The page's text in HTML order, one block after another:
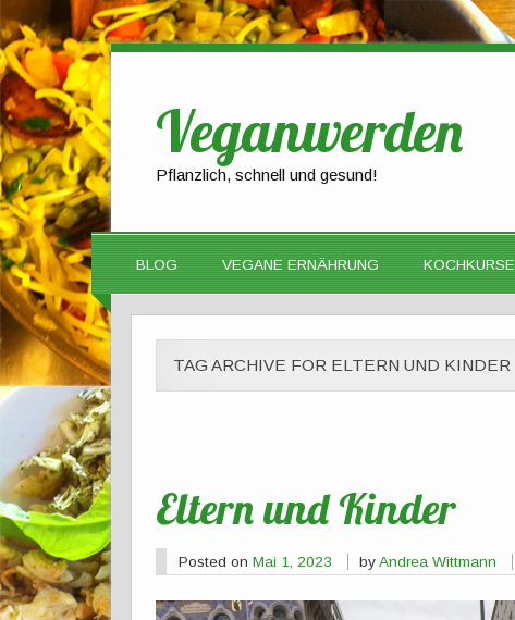
Veganwerden
Pflanzlich, schnell und gesund!
BLOG VEGANE ERNÄHRUNG KOCHKURSE
TAG ARCHIVE FOR ELTERN UND KINDER
Eltern und Kinder
Posted on Mai 1, 2023 byAndrea Wittmann